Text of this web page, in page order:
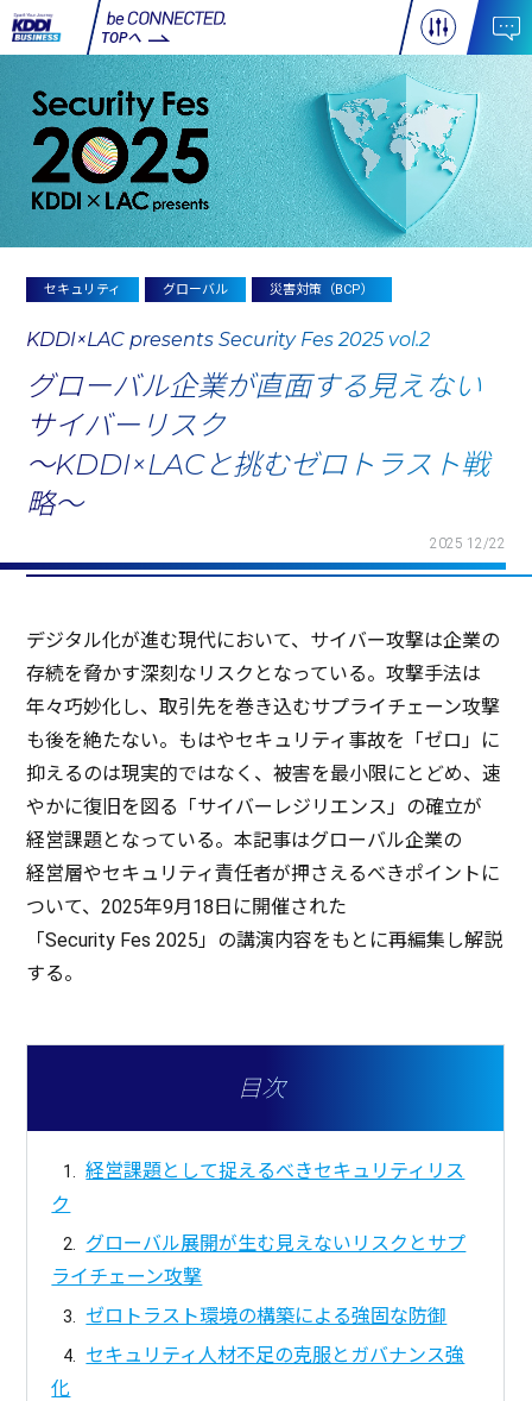
TOPへ
セキュリティ グローバル 災害対策（BCP）
KDDI×LAC presents Security Fes 2025 vol.2
グローバル企業が直面する見えない
サイバーリスク
～KDDI×LACと挑むゼロトラスト戦
略～
2025 12/22
デジタル化が進む現代において、 サイバー攻撃は企業の
存続を脅かす深刻 な リスク となっている。攻撃手法は
年々巧妙化 し、取引先を巻き込むサプライチェーン攻撃
も後を絶たない。もはやセキュリティ 事故を「ゼロ 」に
抑えるのは現実的ではなく、被害を最小限にとどめ、速
やかに復旧 を図る「サイバーレジリエンス 」の確立が
経営課題となっている。本記事はグローバル企業の
経営層やセキュリティ責任者が押さえるべきポイント に
ついて、2025年9月18日に開催された
「Security Fes 2025」 の講演内容をもとに再編集 し解説
する。
目次
経営課題として捉えるべきセキュリティリス
ク
グローバル展開が生む見えないリスクとサプ
ライチェーン攻撃
ゼロトラスト環境の構築による強固な防御
セキュリティ人材不足の克服とガバナンス強
化